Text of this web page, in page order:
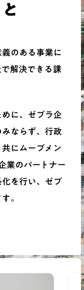
のある事業に
解決できる課
に、ゼブラ企
ならず、行政
にムーブメン
業のパートナー
を行い、ゼブ
。